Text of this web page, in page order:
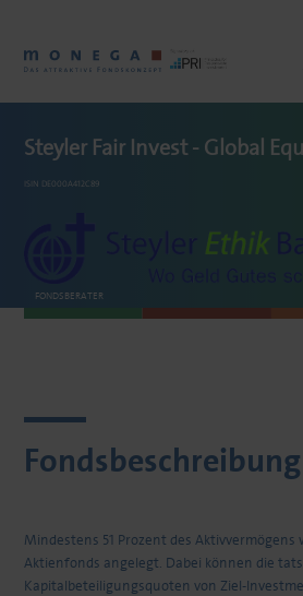
Main
Steyler Fair Invest - Global
ISIN DE000A412C89
FONDSBERATER
Fondsbeschreibung
Mindestens 51 Prozent des
Aktienfonds angelegt. Dabei können die
Kapitalbeteiligungsquoten von Ziel-